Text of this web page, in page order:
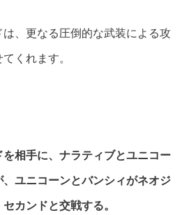
、更なる圧倒的な武装による攻
くれます。
相手に、ナラティブとユニコー
ユニコーンとバンシィがネオジ
カンドと交戦する。